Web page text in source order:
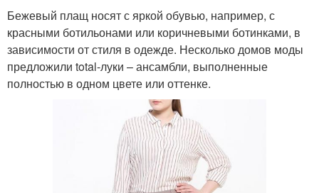
Бежевый плащ носят с яркой обувью, например, с
красными ботильонами или коричневыми ботинками, в
зависимости от стиля в одежде. Несколько домов моды
предложили total-луки – ансамбли, выполненные
полностью в одном цвете или оттенке.